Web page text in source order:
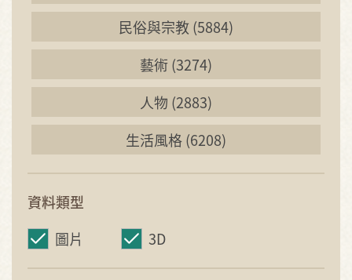
民俗與宗教 (5884)
藝術 (3274)
人物 (2883)
生活風格 (6208)
資料類型
圖片
3D